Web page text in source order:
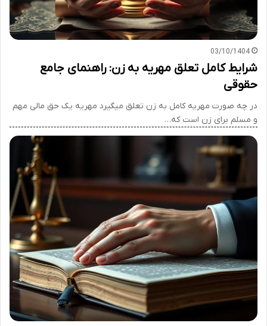
03/10/1404
شرایط کامل تعلق مهریه به زن: راهنمای جامع
حقوقی
در چه صورت مهریه کامل به زن تعلق میگیرد مهریه یک حق مالی مهم
و مسلم برای زن است که…